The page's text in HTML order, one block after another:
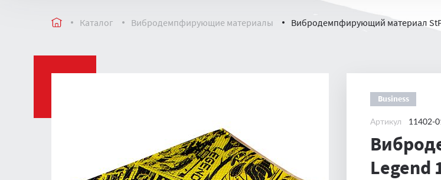
Каталог Вибродемпфирующие материалы Вибродемпфирующий материал
Business
Артикул 11402-
Legend